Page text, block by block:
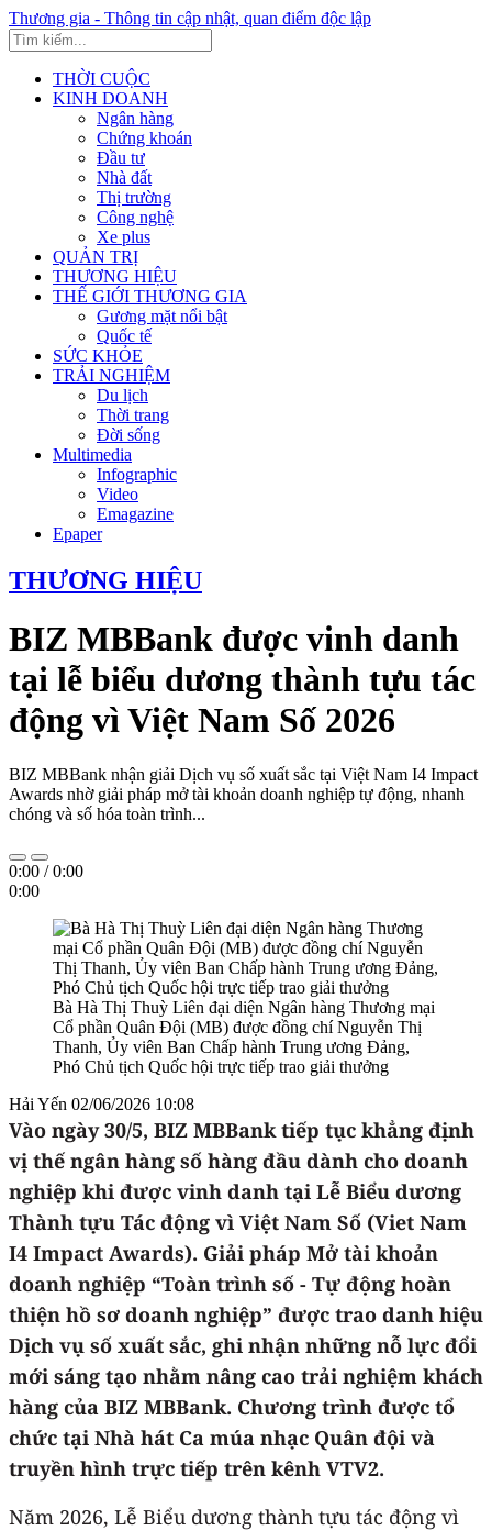
Thương gia - Thông tin cập nhật, quan điểm độc lập
THỜI CUỘC
KINH DOANH
Ngân hàng
Chứng khoán
Đầu tư
Nhà đất
Thị trường
Công nghệ
Xe plus
QUẢN TRỊ
THƯƠNG HIỆU
THẾ GIỚI THƯƠNG GIA
Gương mặt nổi bật
Quốc tế
SỨC KHỎE
TRẢI NGHIỆM
Du lịch
Thời trang
Đời sống
Multimedia
Infographic
Video
Emagazine
Epaper
THƯƠNG HIỆU
BIZ MBBank được vinh danh
tại lễ biểu dương thành tựu tác
động vì Việt Nam Số 2026
BIZ MBBank nhận giải Dịch vụ số xuất sắc tại Việt Nam I4 Impact
Awards nhờ giải pháp mở tài khoản doanh nghiệp tự động, nhanh
chóng và số hóa toàn trình...
0:00 /0:00
0:00
Bà Hà Thị Thuỳ Liên đại diện Ngân hàng Thương mại
Cổ phần Quân Đội (MB) được đồng chí Nguyễn Thị
Thanh, Ủy viên Ban Chấp hành Trung ương Đảng,
Phó Chủ tịch Quốc hội trực tiếp trao giải thưởng
Hải Yến 02/06/2026 10:08
Vào ngày 30/5, BIZ MBBank tiếp tục khẳng định
vị thế ngân hàng số hàng đầu dành cho doanh
nghiệp khi được vinh danh tại Lễ Biểu dương
Thành tựu Tác động vì Việt Nam Số (Viet Nam
I4 Impact Awards). Giải pháp Mở tài khoản
doanh nghiệp “Toàn trình số - Tự động hoàn
thiện hồ sơ doanh nghiệp” được trao danh hiệu
Dịch vụ số xuất sắc, ghi nhận những nỗ lực đổi
mới sáng tạo nhằm nâng cao trải nghiệm khách
hàng của BIZ MBBank. Chương trình được tổ
chức tại Nhà hát Ca múa nhạc Quân đội và
truyền hình trực tiếp trên kênh VTV2.
Năm 2026, Lễ Biểu dương thành tựu tác động vì